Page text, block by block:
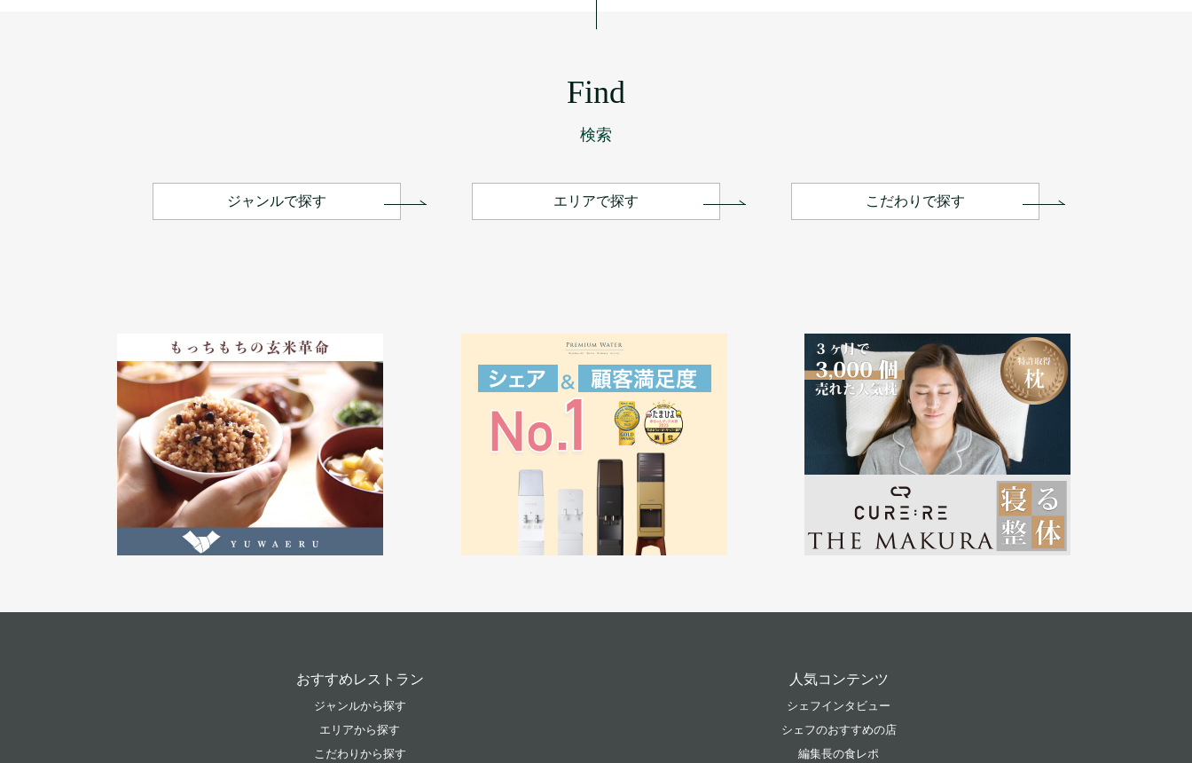
Find
検索
ジャンルで探す エリアで探す こだわりで探す
おすすめレストラン
ジャンルから探す
エリアから探す
こだわりから探す
人気コンテンツ
シェフインタビュー
シェフのおすすめの店
編集長の食レポ